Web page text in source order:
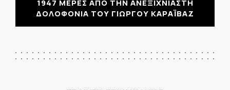
1947 ΜΕΡΕΣ ΑΠΟ ΤΗΝ ΑΝΕΞΙΧΝΙΑΣΤΗ
ΔΟΛΟΦΟΝΙΑ ΤΟΥ ΓΙΩΡΓΟΥ ΚΑΡΑΪΒΑΖ